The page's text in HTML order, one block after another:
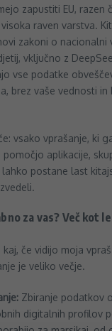
zapustiti EU, razen
raven varstva.
zakoni o nacionalni
vključno z
vse podatke
brez vaše vednosti in
vsako vprašanje, ki
pomočjo aplikacije,
postane last
za vas? Več kot
kaj, če vidijo moja
je veliko večje.
Zbiranje podatkov
digitalnih profilov